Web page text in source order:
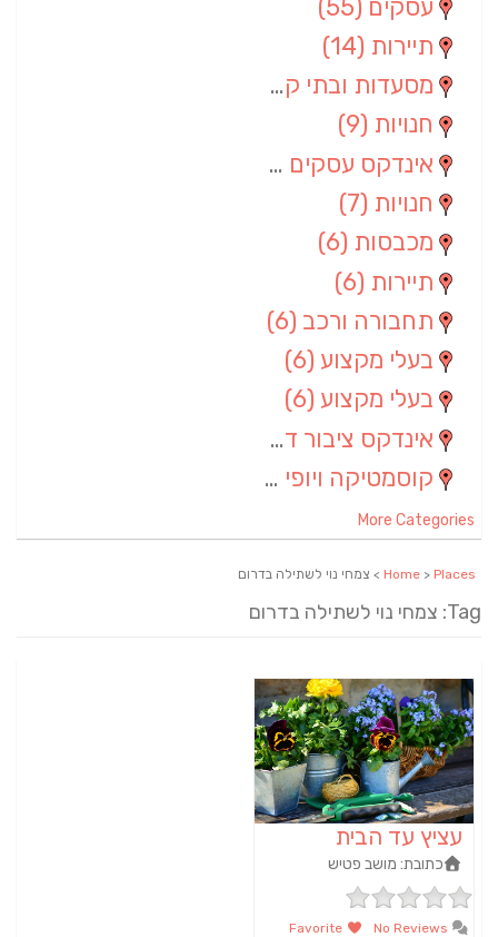
עסקים (55)
תיירות (14)
מסעדות ובתי קפה
חנויות (9)
אינדקס עסקים ארצי
חנויות (7)
מכבסות (6)
תיירות (6)
תחבורה ורכב (6)
בעלי מקצוע (6)
בעלי מקצוע (6)
אינדקס ציבור דתי
קוסמטיקה ויופי (4)
More Categories
Home > Places > צמחי נוי לשתילה בדרום
Tag: צמחי נוי לשתילה בדרום
עציץ עד הבית
כתובת: מושב פטיש